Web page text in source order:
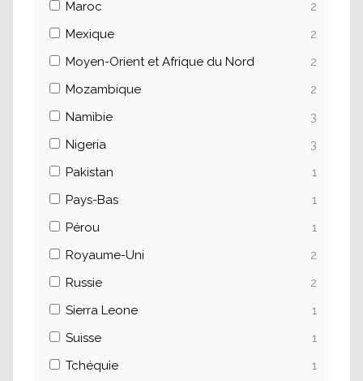
Maroc
2
Mexique
2
Moyen-Orient et Afrique du Nord
2
Mozambique
2
Namibie
3
Nigeria
3
Pakistan
1
Pays-Bas
1
Pérou
1
Royaume-Uni
2
Russie
2
Sierra Leone
1
Suisse
1
Tchéquie
1